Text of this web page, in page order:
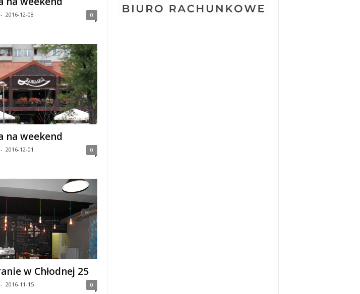
- 2016-12-08 0
na weekend
- 2016-12-01 0
w Chłodnej 25
- 2016-11-15 0